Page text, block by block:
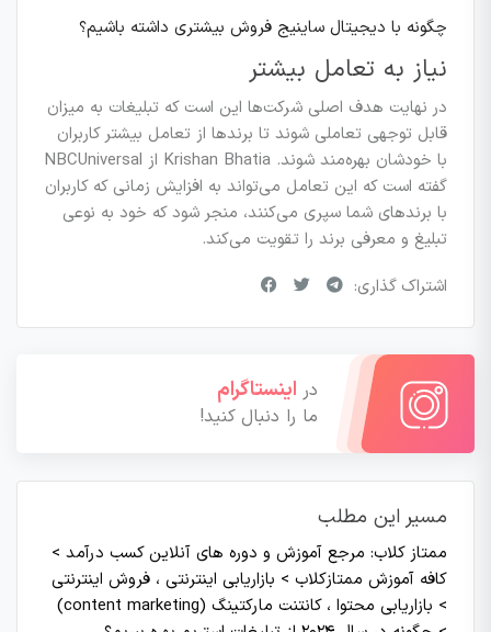
چگونه با دیجیتال ساینیج فروش بیشتری داشته باشیم؟
نیاز به تعامل بیشتر
در نهایت هدف اصلی شرکت‌ها این است که تبلیغات به میزان
قابل توجهی تعاملی شوند تا برندها از تعامل بیشتر کاربران
با خودشان بهره‌مند شوند. Krishan Bhatia از NBCUniversal
گفته است که این تعامل می‌تواند به افزایش زمانی که کاربران
با برندهای شما سپری می‌کنند، منجر شود که خود به نوعی
تبلیغ و معرفی برند را تقویت می‌کند.
اشتراک گذاری:
در اینستاگرام
ما را دنبال کنید!
مسیر این مطلب
ممتاز کلاب: مرجع آموزش و دوره های آنلاین کسب درآمد >
کافه آموزش ممتازکلاب > بازاریابی اینترنتی ، فروش اینترنتی
> بازاریابی محتوا ، کانتنت مارکتینگ (content marketing)